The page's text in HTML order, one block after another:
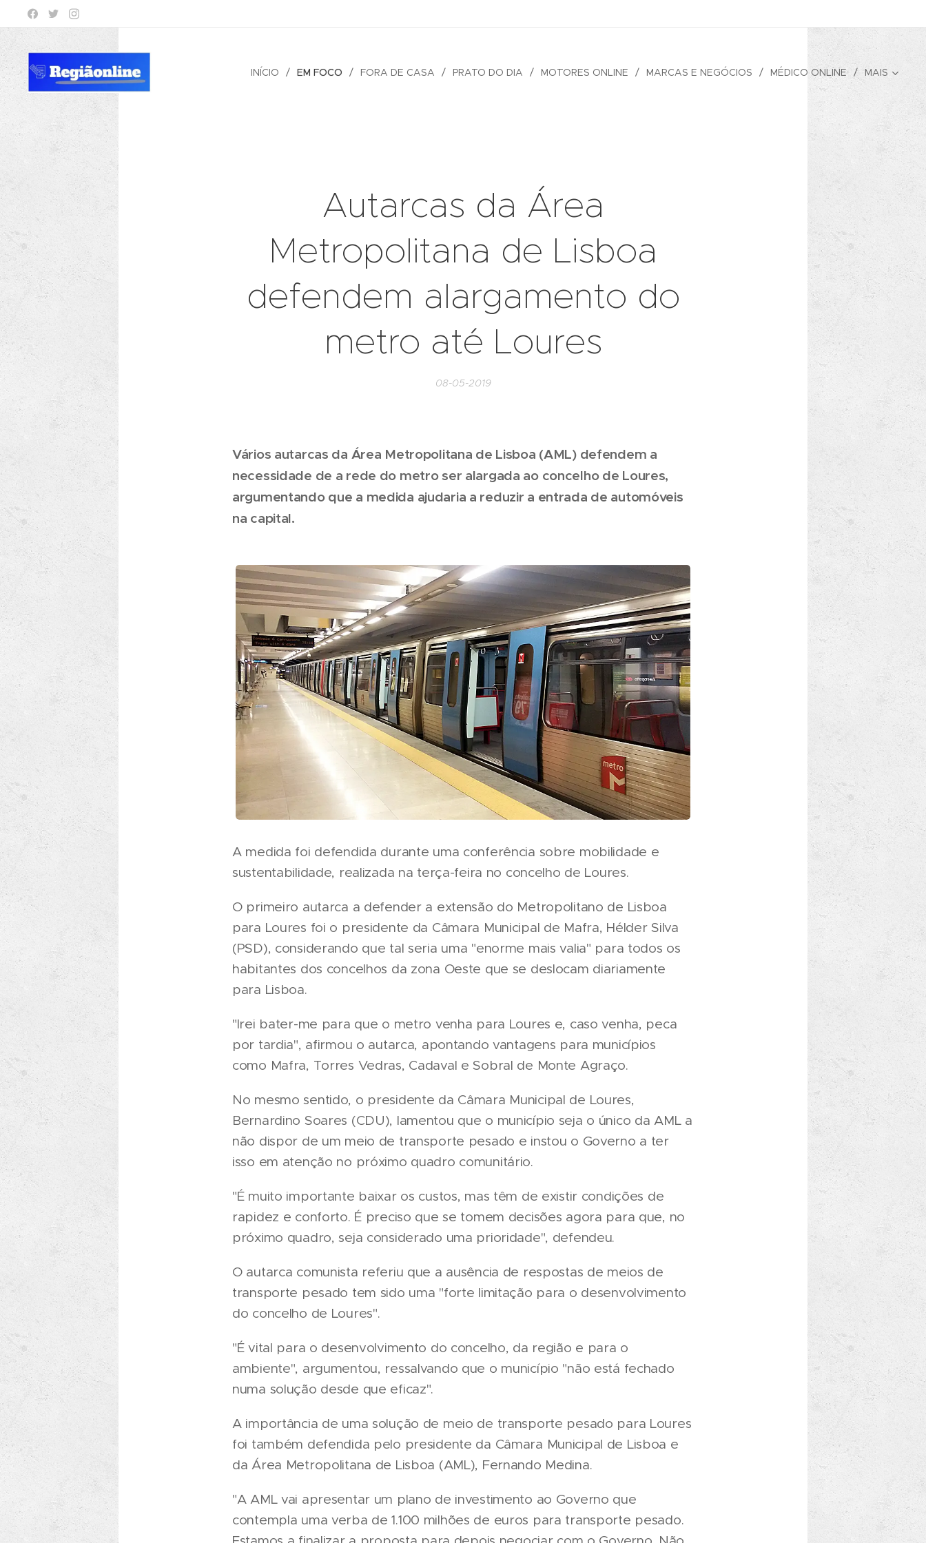
INÍCIO EM FOCO FORA DE CASA PRATO DO DIA MOTORES ONLINE MARCAS E NEGÓCIOS MÉDICO ONLINE MAIS
Autarcas da Área
Metropolitana de Lisboa
defendem alargamento do
metro até Loures
08-05-2019
Vários autarcas da Área Metropolitana de Lisboa (AML) defendem a
necessidade de a rede do metro ser alargada ao concelho de Loures,
argumentando que a medida ajudaria a reduzir a entrada de automóveis
na capital.
A medida foi defendida durante uma conferência sobre mobilidade e
sustentabilidade, realizada na terça-feira no concelho de Loures.
O primeiro autarca a defender a extensão do Metropolitano de Lisboa
para Loures foi o presidente da Câmara Municipal de Mafra, Hélder Silva
(PSD), considerando que tal seria uma "enorme mais valia" para todos os
habitantes dos concelhos da zona Oeste que se deslocam diariamente
para Lisboa.
"Irei bater-me para que o metro venha para Loures e, caso venha, peca
por tardia", afirmou o autarca, apontando vantagens para municípios
como Mafra, Torres Vedras, Cadaval e Sobral de Monte Agraço.
No mesmo sentido, o presidente da Câmara Municipal de Loures,
Bernardino Soares (CDU), lamentou que o município seja o único da AML a
não dispor de um meio de transporte pesado e instou o Governo a ter
isso em atenção no próximo quadro comunitário.
"É muito importante baixar os custos, mas têm de existir condições de
rapidez e conforto. É preciso que se tomem decisões agora para que, no
próximo quadro, seja considerado uma prioridade", defendeu.
O autarca comunista referiu que a ausência de respostas de meios de
transporte pesado tem sido uma "forte limitação para o desenvolvimento
do concelho de Loures".
"É vital para o desenvolvimento do concelho, da região e para o
ambiente", argumentou, ressalvando que o município "não está fechado
numa solução desde que eficaz".
A importância de uma solução de meio de transporte pesado para Loures
foi também defendida pelo presidente da Câmara Municipal de Lisboa e
da Área Metropolitana de Lisboa (AML), Fernando Medina.
"A AML vai apresentar um plano de investimento ao Governo que
contempla uma verba de 1.100 milhões de euros para transporte pesado.